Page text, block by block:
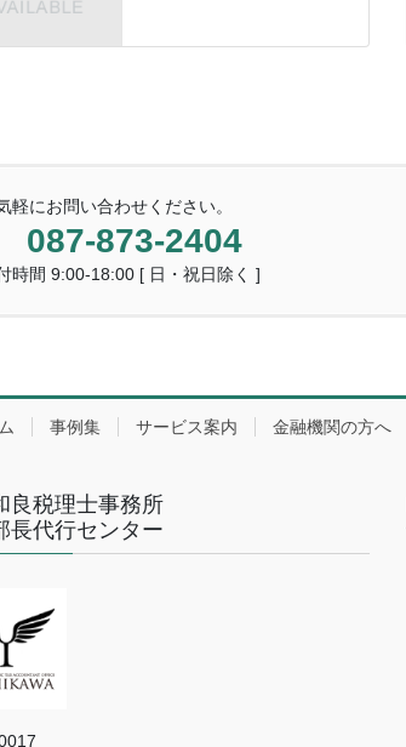
軽にお問い合わせください。
087-873-2404
時間 9:00-18:00 [ 日・祝日除く ]
事例集 サービス案内 金融機関の方へ
良税理士事務所
長代行センター